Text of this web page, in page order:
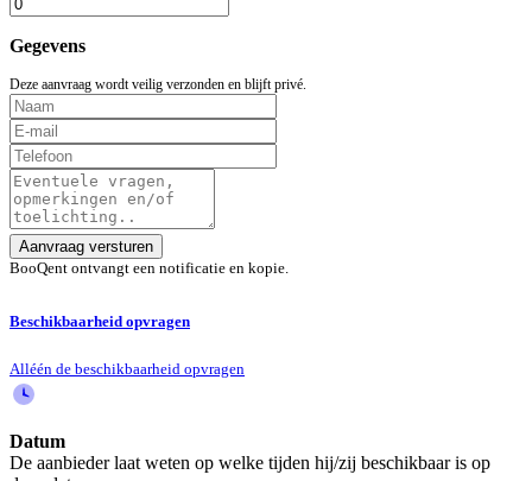
Gegevens
Deze aanvraag wordt veilig verzonden en blijft privé.
Aanvraag versturen
BooQent ontvangt een notificatie en kopie.
Beschikbaarheid opvragen
Alléén de beschikbaarheid opvragen
Datum
De aanbieder laat weten op welke tijden hij/zij beschikbaar is op